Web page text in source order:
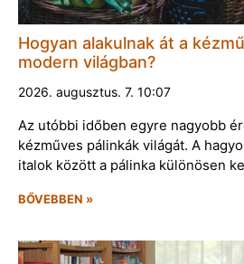
Hogyan alakulnak át a
modern világban?
2026. augusztus. 7. 10:07
Az utóbbi időben egyre nagyobb
kézműves pálinkák világát. A
italok között a pálinka különösen
BŐVEBBEN »